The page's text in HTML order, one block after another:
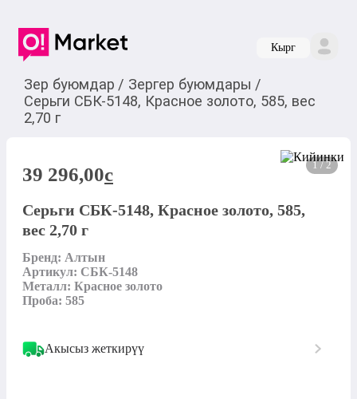
Кырг
Зер буюмдар / Зергер буюмдары /
Серьги СБК-5148, Красное золото, 585, вес
2,70 г
1 / 2
39 296,00c
Серьги СБК-5148, Красное золото, 585,
вес 2,70 г
Бренд: Алтын
Артикул: СБК-5148
Металл: Красное золото
Проба: 585
Акысыз жеткирүү